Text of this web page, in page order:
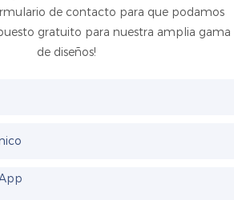
de contacto para que podamos
gratuito para nuestra amplia gama
de diseños!